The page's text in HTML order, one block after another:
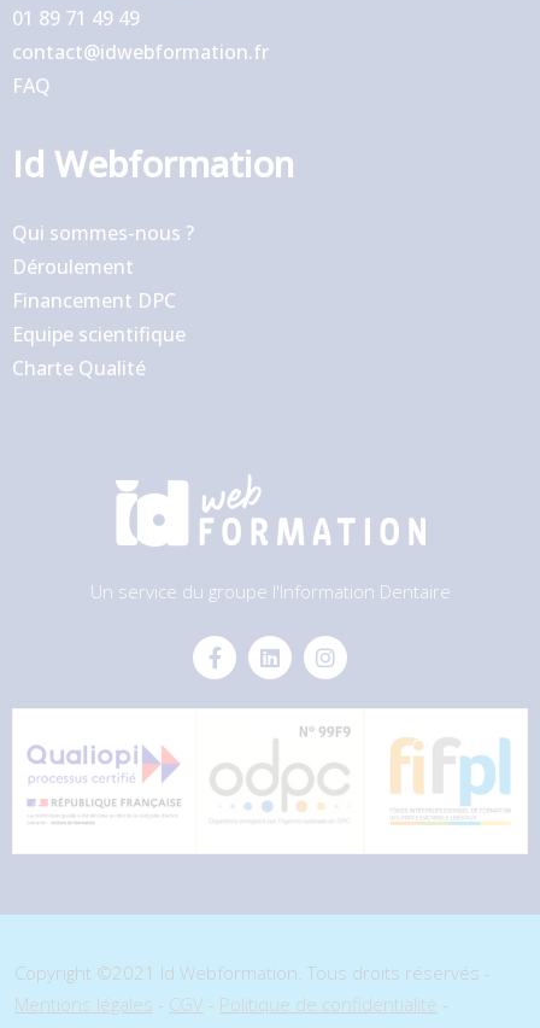
01 89 71 49 49
contact@idwebformation.fr
FAQ
Id Webformation
Qui sommes-nous ?
Déroulement
Financement DPC
Equipe scientifique
Charte Qualité
Un service du groupe l'Information Dentaire
Copyright ©2021 Id Webformation. Tous droits réservés -
Mentions légales - CGV - Politique de confidentialité -